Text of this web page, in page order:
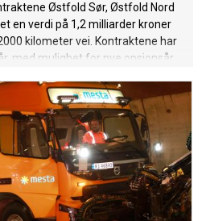
Østfold Sør, Østfold Nord
en verdi på 1,2 milliarder kroner
kilometer vei. Kontraktene har
med mulighet for nye opsjonsår.